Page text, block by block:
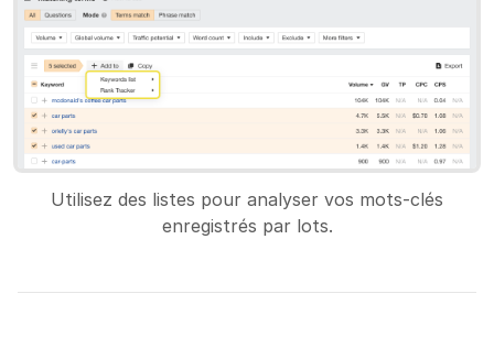
Utilisez des listes pour analyser vos mots-clés
enregistrés par lots.